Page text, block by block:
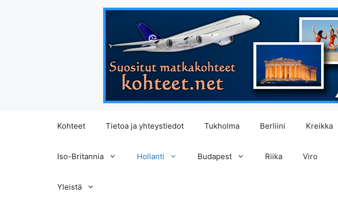
Kohteet Tietoa ja yhteystiedot Tukholma Berliini Kreikka
Iso-Britannia Hollanti Budapest Riika Viro
Yleistä